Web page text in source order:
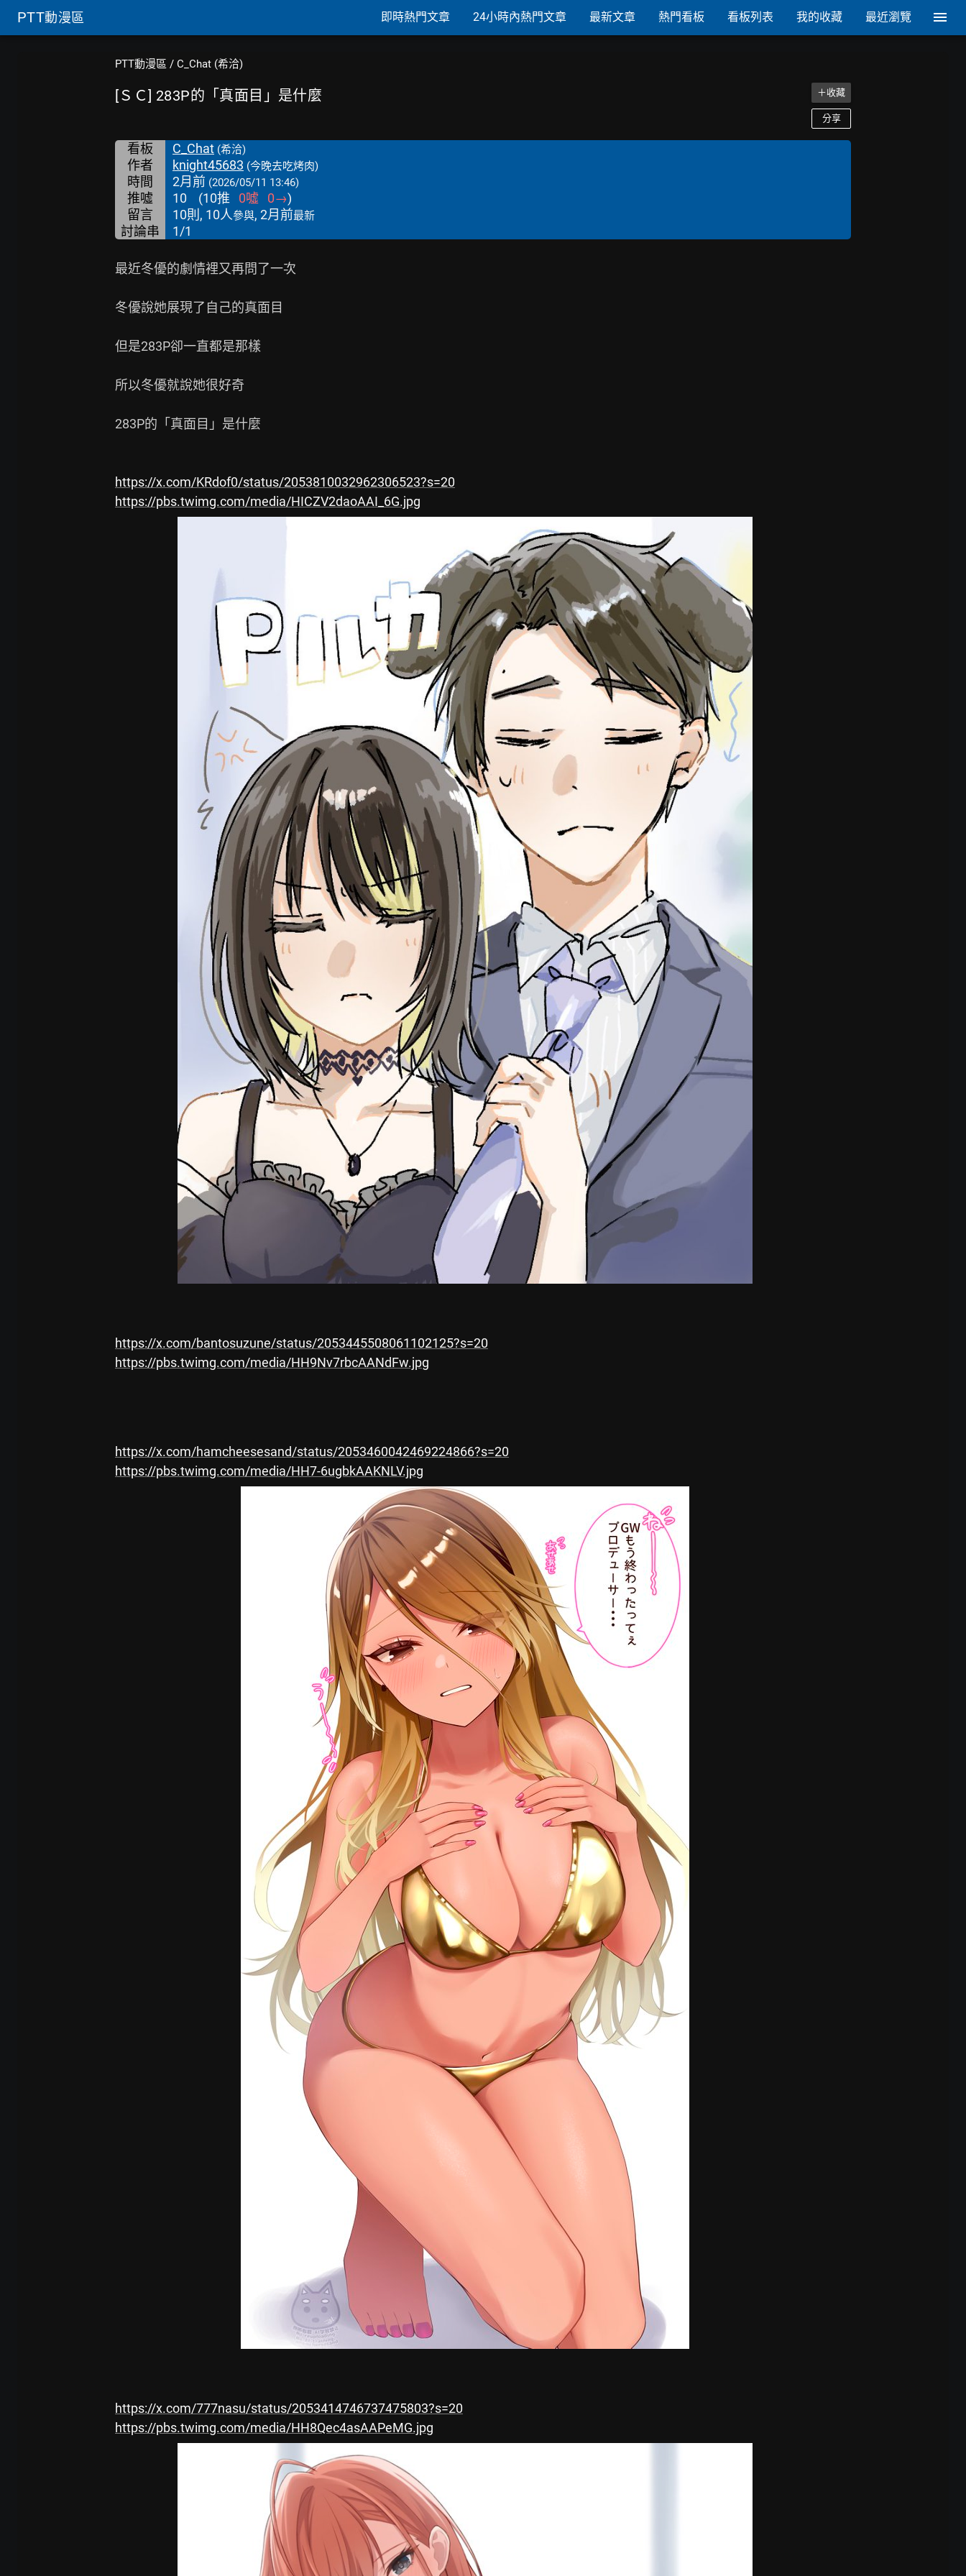
PTT動漫區 即時熱門文章 24小時內熱門文章 最新文章 熱門看板 看板列表 我的收藏 最近瀏覽
PTT動漫區 / C_Chat (希洽)
[ＳＣ] 283P的「真面目」是什麼 ＋收藏
分享
看板 C_Chat (希洽)
作者 knight45683 (今晚去吃烤肉)
時間 2月前 (2026/05/11 13:46)
推噓 10 (10推 0噓 0→)
留言
10則, 10人參與, 2月前最新
討論串 1/1
最近冬優的劇情裡又再問了一次
冬優說她展現了自己的真面目
但是283P卻一直都是那樣
所以冬優就說她很好奇
283P的「真面目」是什麼
https://x.com/KRdof0/status/2053810032962306523?s=20
https://pbs.twimg.com/media/HICZV2daoAAI_6G.jpg
https://x.com/bantosuzune/status/2053445508061102125?s=20
https://pbs.twimg.com/media/HH9Nv7rbcAANdFw.jpg
https://x.com/hamcheesesand/status/2053460042469224866?s=20
https://pbs.twimg.com/media/HH7-6ugbkAAKNLV.jpg
https://x.com/777nasu/status/2053414746737475803?s=20
https://pbs.twimg.com/media/HH8Qec4asAAPeMG.jpg